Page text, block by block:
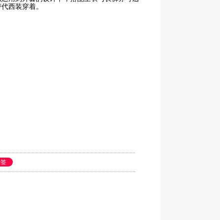
西装穿着。